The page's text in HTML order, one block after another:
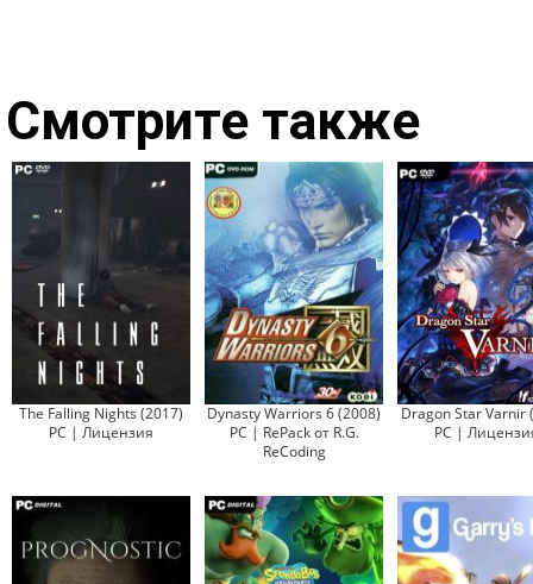
Смотрите также
The Falling Nights (2017)
PC | Лицензия
Dynasty Warriors 6 (2008)
PC | RePack от R.G.
ReCoding
Dragon Star Varnir
PC |